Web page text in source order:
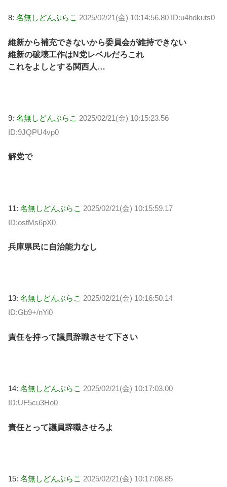
8: 名無しどんぶらこ 2025/02/21(金) 10:14:56.80 ID:u4hdkuts0
維新から補充できないから委員会が維持できない
維新の破壊工作はN党レベルだろこれ
これをよしとする関西人…
9: 名無しどんぶらこ 2025/02/21(金) 10:15:23.56
ID:9JQPU4vp0
解党で
11: 名無しどんぶらこ 2025/02/21(金) 10:15:59.17
ID:ostMs6pX0
兵庫県民に自治能力なし
13: 名無しどんぶらこ 2025/02/21(金) 10:16:50.14
ID:Gb9+/nYi0
責任を持って議員辞職させて下さい
14: 名無しどんぶらこ 2025/02/21(金) 10:17:03.00
ID:UF5cu3Ho0
責任とって議員辞職させろよ
15: 名無しどんぶらこ 2025/02/21(金) 10:17:08.85